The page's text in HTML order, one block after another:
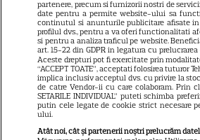
GSP
Știri mondene
Avantaje
Elle
Unica
Retete practice
partenere, precum si furnizorii nostri de
date pentru a permite website-ului sa
continutul si anunturile publicitare afisate
profilul dvs., pentru a va oferi functionalitati
si pentru a analiza traficul pe website.
art. 15-22 din GDPR in legatura cu
Aceste drepturi pot fi exercitate prin
“ACCEPT TOATE”, acceptati folosirea tuturor
implica inclusiv acceptul dvs. cu privire la
de catre Vendor-ii cu care colaboram. Prin
SETARILE INDIVIDUAL” puteti schimba
putin cele legate de cookie strict necesare
ului.
Atât noi, cât și partenerii noștri prelucrăm